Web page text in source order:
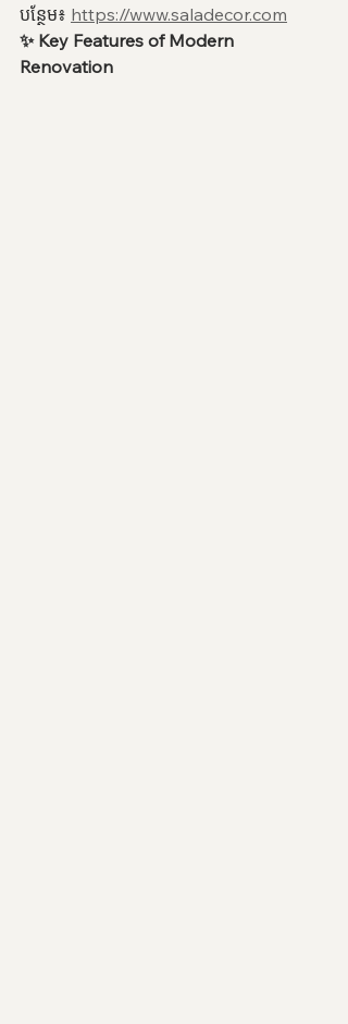
បន្ថែម៖ https://www.saladecor.com
✨ Key Features of Modern
Renovation